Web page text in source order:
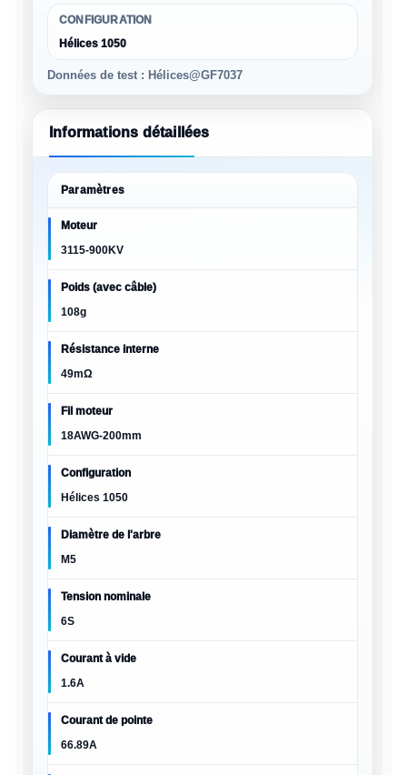
CONFIGURATION
Hélices 1050
Données de test : Hélices@GF7037
Informations détaillées
Paramètres
Moteur
3115-900KV
Poids (avec câble)
108g
Résistance interne
49mΩ
Fil moteur
18AWG-200mm
Configuration
Hélices 1050
Diamètre de l'arbre
M5
Tension nominale
6S
Courant à vide
1.6A
Courant de pointe
66.89A